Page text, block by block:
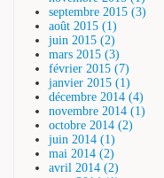
septembre 2015 (3)
août 2015 (1)
juin 2015 (2)
mars 2015 (3)
février 2015 (7)
janvier 2015 (1)
décembre 2014 (4)
novembre 2014 (1)
octobre 2014 (2)
juin 2014 (1)
mai 2014 (2)
avril 2014 (2)